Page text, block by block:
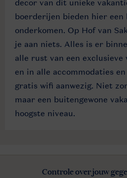
decor van dit unieke
boerderijen bieden hier een
onderkomen. Op Hof van
je aan niets. Alles is er
alle rust van een exclusieve
en in alle accommodaties
gratis wifi aanwezig. Niet
maar een buitengewone
hoogste niveau.
Controle over jouw